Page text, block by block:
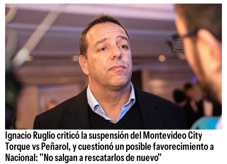
Ignacio Ruglio criticó la suspensión del Montevideo City
Torque vs Peñarol, y cuestionó un posible favorecimiento a
Nacional: "No salgan a rescatarlos de nuevo"